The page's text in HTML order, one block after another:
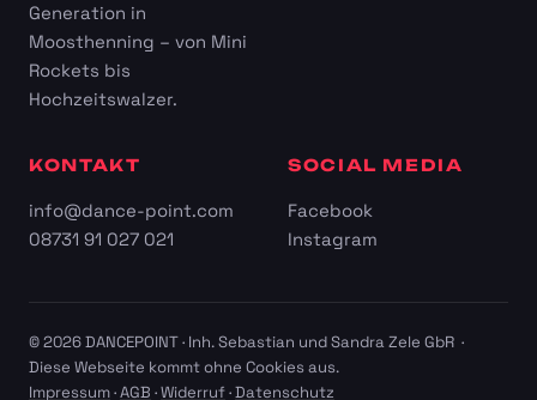
Generation in
Moosthenning – von Mini
Rockets bis
Hochzeitswalzer.
KONTAKT
info@dance-point.com
08731 91 027 021
SOCIAL MEDIA
Facebook
Instagram
© 2026 DANCEPOINT · Inh. Sebastian und Sandra Zele GbR ·
Diese Webseite kommt ohne Cookies aus.
Impressum·AGB ·Widerruf·Datenschutz